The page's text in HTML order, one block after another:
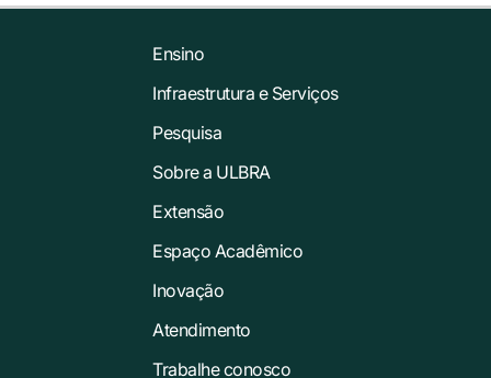
Ensino
Infraestrutura e Serviços
Pesquisa
Sobre a ULBRA
Extensão
Espaço Acadêmico
Inovação
Atendimento
Trabalhe conosco